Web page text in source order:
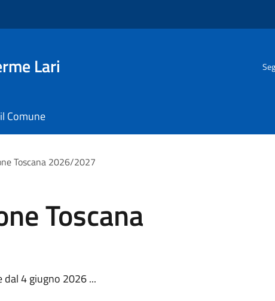
Lari
Comune
Toscana 2026/2027
Toscana
dal 4 giugno 2026 ...